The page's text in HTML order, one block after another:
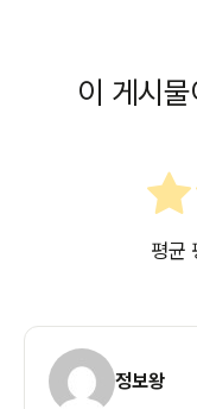
이 게시
평균
정보왕